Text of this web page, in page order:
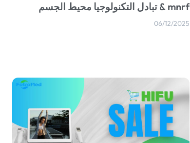
mnrf & تبادل التكنولوجيا محيط الجسم
06/12/2025